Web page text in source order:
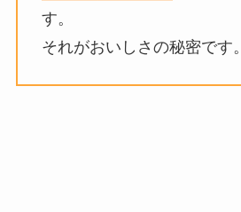
す。
それがおいしさの秘密です。